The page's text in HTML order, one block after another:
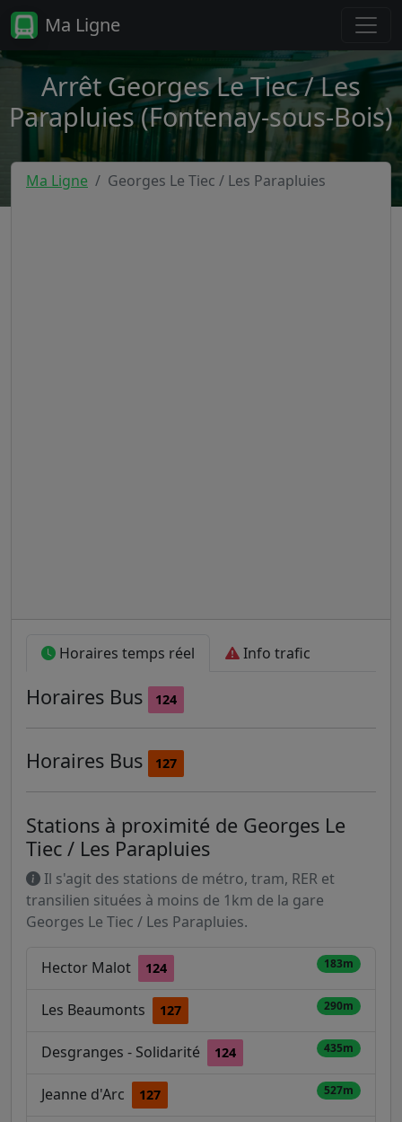
Ma Ligne
Arrêt Georges Le Tiec / Les
Parapluies (Fontenay-sous-Bois)
Ma Ligne Georges Le Tiec / Les Parapluies
Horaires temps réel Info trafic
Horaires Bus 124
Horaires Bus 127
Stations à proximité de Georges Le
Tiec / Les Parapluies
Il s'agit des stations de métro, tram, RER et
transilien situées à moins de 1km de la gare
Georges Le Tiec / Les Parapluies.
Hector Malot 124 183m
Les Beaumonts 127 290m
Desgranges - Solidarité 124 435m
Jeanne d'Arc 127 527m